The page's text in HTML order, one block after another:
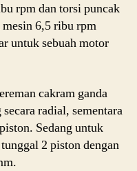
rpm dan torsi puncak
6,5 ribu rpm
untuk sebuah motor
cakram ganda
radial, sementara
Sedang untuk
2 piston dengan